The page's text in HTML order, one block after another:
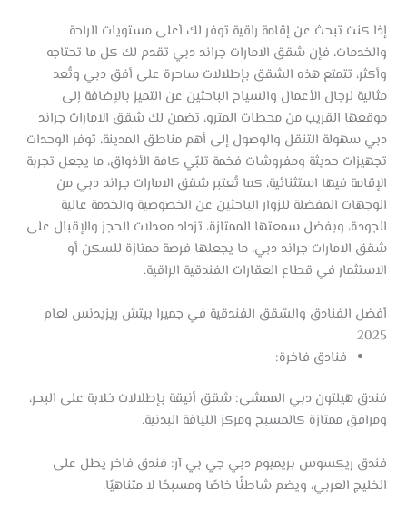
إذا كنت تبحث عن إقامة راقية توفر لك أعلى مستويات الراحة
والخدمات، فإن شقق الامارات جراند دبي تقدم لك كل ما تحتاجه
وأكثر، تتمتع هذه الشقق بإطلالات ساحرة على أفق دبي وتُعد
مثالية لرجال الأعمال والسياح الباحثين عن التميز بالإضافة إلى
موقعها القريب من محطات المترو، تضمن لك شقق الامارات جراند
دبي سهولة التنقل والوصول إلى أهم مناطق المدينة، توفر الوحدات
تجهيزات حديثة ومفروشات فخمة تلبّي كافة الأذواق، ما يجعل تجربة
الإقامة فيها استثنائية، كما تُعتبر شقق الامارات جراند دبي من
الوجهات المفضلة للزوار الباحثين عن الخصوصية والخدمة عالية
الجودة، وبفضل سمعتها الممتازة، تزداد معدلات الحجز والإقبال على
شقق الامارات جراند دبي، ما يجعلها فرصة ممتازة للسكن أو
الاستثمار في قطاع العقارات الفندقية الراقية.
أفضل الفنادق والشقق الفندقية في جميرا بيتش ريزيدنس لعام
2025
فنادق فاخرة:
فندق هيلتون دبي الممشى: شقق أنيقة بإطلالات خلابة على البحر،
ومرافق ممتازة كالمسبح ومركز اللياقة البدنية.
فندق ريكسوس بريميوم دبي جي بي آر: فندق فاخر يطل على
الخليج العربي، ويضم شاطئًا خاصًا ومسبحًا لا متناهيًا.